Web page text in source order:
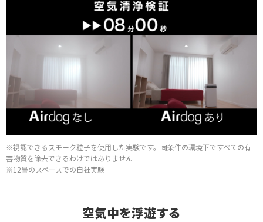
※視認できるスモーク粒子を使用した実験です。同条件の環境下ですべての有
害物質を除去できるわけではありません
※12畳のスペースでの自社実験
空気中を浮遊する